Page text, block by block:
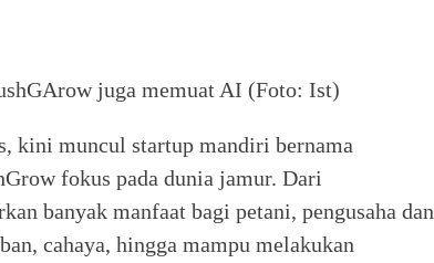
juga memuat AI (Foto: Ist)
kini muncul startup mandiri bernama
fokus pada dunia jamur. Dari
banyak manfaat bagi petani, pengusaha dan
cahaya, hingga mampu melakukan